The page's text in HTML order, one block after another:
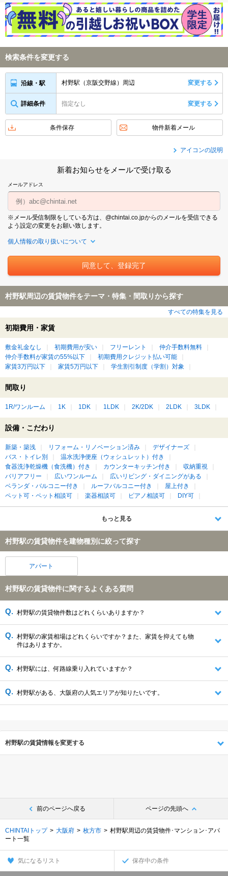
検索条件を変更する
沿線・駅 村野駅（京阪交野線）周辺 変更する
詳細条件 指定なし 変更する
条件保存 物件新着メール
アイコンの説明
新着お知らせをメールで受け取る
メールアドレス
※メール受信制限をしている方は、@chintai.co.jpからのメールを受信できる
よう設定の変更をお願い致します。
個人情報の取り扱いについて
村野駅周辺の賃貸物件をテーマ・特集・間取りから探す
すべての特集を見る
初期費用・家賃
敷金礼金なし 初期費用が安い フリーレント
仲介手数料無料
仲介手数料が家賃の55%以下
初期費用クレジット払い可能
家賃3万円以下
家賃5万円以下 学生割引制度（学割）対象
間取り
1R/ワンルーム 1K 1DK 1LDK 2K/2DK 2LDK 3LDK
設備・こだわり
新築・築浅 リフォーム・リノベーション済み
デザイナーズ
バス・トイレ別
温水洗浄便座（ウォシュレット）付き
食器洗浄乾燥機（食洗機）付き
カウンターキッチン付き
収納重視
バリアフリー
広いワンルーム
広いリビング・ダイニングがある
ベランダ・バルコニー付き
ルーフバルコニー付き
屋上付き
ペット可・ペット相談可
楽器相談可 ピアノ相談可 DIY可
もっと見る
村野駅の賃貸物件を建物種別に絞って探す
アパート
村野駅の賃貸物件に関するよくある質問
村野駅の賃貸物件数はどれくらいありますか？
村野駅の家賃相場はどれくらいですか？また、家賃を抑えても物
件はありますか。
村野駅には、何路線乗り入れていますか？
村野駅がある、大阪府の人気エリアが知りたいです。
村野駅の賃貸情報を変更する
前のページへ戻る ページの先頭へ
CHINTAIトップ 大阪府 枚方市
村野駅周辺の賃貸物件･マンション･アパ
ート一覧
気になるリスト 保存中の条件